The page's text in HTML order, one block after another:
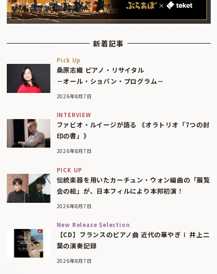
新着記事
Pick Up
桑原志織 ピアノ・リサイタル
－オール・ショパン・プログラム－
2026年8月7日
INTERVIEW
ファビオ・ルイージが語る 《オラトリオ「7つの封
印の書」》
2026年8月7日
PICK UP
伝統楽器を用いたカーチュン・ウォン編曲の「展覧
会の絵」が、日本フィルにより本邦初演！
2026年8月7日
New Release Selection
【CD】フランスのピアノ曲 近代の華やぎⅠ 井上二
葉の演奏記録
2026年8月7日